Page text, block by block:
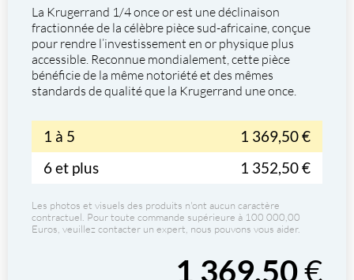
La Krugerrand 1/4 once orest une déclinaison
fractionnée de la célèbre pièce sud-africaine, conçue
pour rendre l’investissement en or physique plus
accessible. Reconnue mondialement, cette pièce
bénéficie de la même notoriété et des mêmes
standards de qualité que la Krugerrand une once.
1 à 5
1 369,50 €
6 et plus
1 352,50 €
Les photos et visuels des produits n'ont aucun caractère
contractuel. Pour toute commande supérieure à 100 000,00
Euros, veuillez contacter un expert, nous pouvons vous aider.
1 369,50€